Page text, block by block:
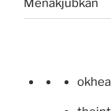
Menakjubkan